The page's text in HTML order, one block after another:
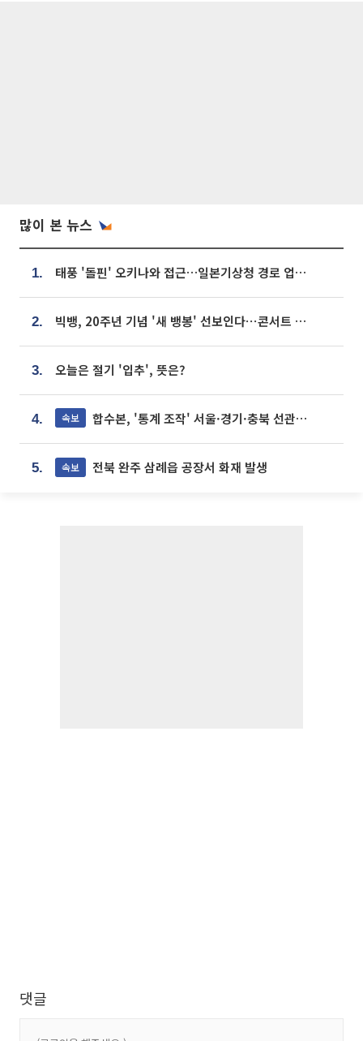
많이 본 뉴스
1. 태풍 '돌핀' 오키나와 접근…일본기상청 경로 업데이트
2. 빅뱅, 20주년 기념 '새 뱅봉' 선보인다⋯콘서트 앞두고 팝업 개최
3. 오늘은 절기 '입추', 뜻은?
4. 속보 합수본, '통계 조작' 서울·경기·충북 선관위 등 추가 압수수색
5. 속보 전북 완주 삼례읍 공장서 화재 발생
댓글